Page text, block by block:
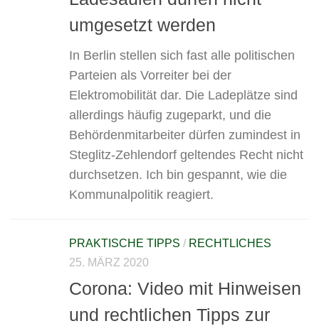
umgesetzt werden
In Berlin stellen sich fast alle politischen
Parteien als Vorreiter bei der
Elektromobilität dar. Die Ladeplätze sind
allerdings häufig zugeparkt, und die
Behördenmitarbeiter dürfen zumindest in
Steglitz-Zehlendorf geltendes Recht nicht
durchsetzen. Ich bin gespannt, wie die
Kommunalpolitik reagiert.
PRAKTISCHE TIPPS / RECHTLICHES
25. MÄRZ 2020
Corona: Video mit Hinweisen
und rechtlichen Tipps zur